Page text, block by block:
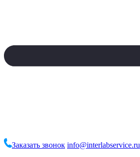
Заказать звонок info@interlabservice.ru